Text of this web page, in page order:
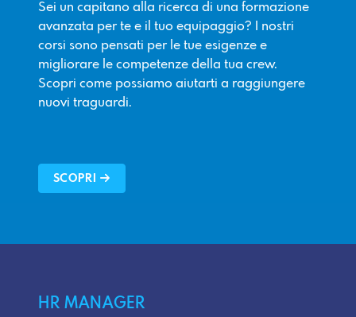
Sei un capitano alla ricerca di una formazione
avanzata per te e il tuo equipaggio? I nostri
corsi sono pensati per le tue esigenze e
migliorare le competenze della tua crew.
Scopri come possiamo aiutarti a raggiungere
nuovi traguardi.
SCOPRI
HR MANAGER